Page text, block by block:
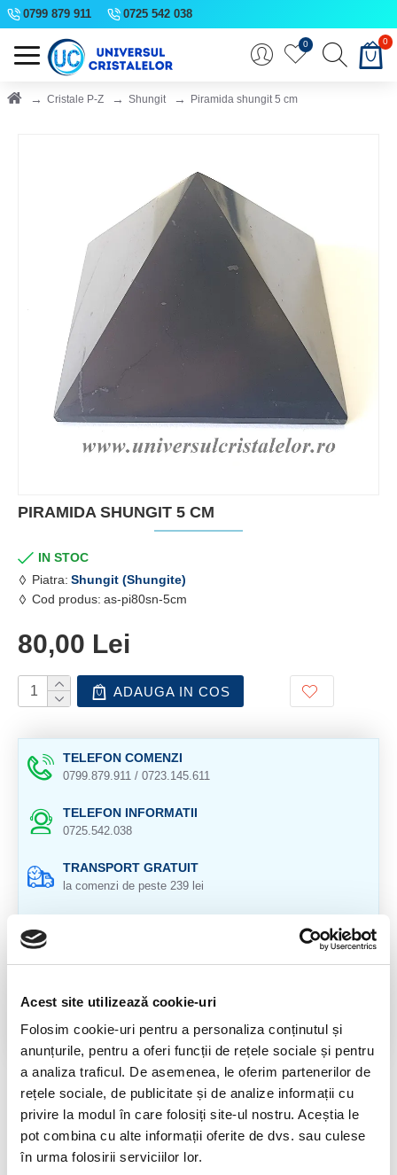
Acest site utilizează cookie-uri
Folosim cookie-uri pentru a personaliza conținutul și
anunțurile, pentru a oferi funcții de rețele sociale și pentru
a analiza traficul. De asemenea, le oferim partenerilor de
rețele sociale, de publicitate și de analize informații cu
privire la modul în care folosiți site-ul nostru. Aceștia le
pot combina cu alte informații oferite de dvs. sau culese
în urma folosirii serviciilor lor.
0799 879 911 0725 542 038
0 0
Cristale P-Z Shungit Piramida shungit 5 cm
PIRAMIDA SHUNGIT 5 CM
IN STOC
Piatra: Shungit (Shungite)
Cod produs: as-pi80sn-5cm
80,00 Lei
ADAUGA IN COS
TELEFON COMENZI
0799.879.911 / 0723.145.611
TELEFON INFORMATII
0725.542.038
TRANSPORT GRATUIT
la comenzi de peste 239 lei
in 14 zile si banii inapoi
GARANTIE PRODUSE
pentru toate produsele
DESCRIERE PRODUS
Piramida shungit (Shungite)
Origine: Rusia